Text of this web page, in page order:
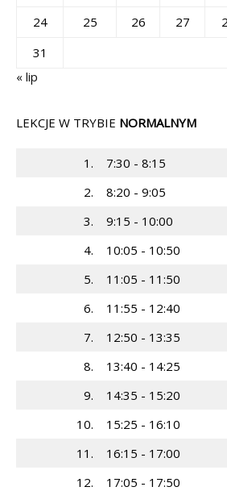
24
25 26 27
31
« lip
LEKCJE W TRYBIE NORMALNYM
1.
7:30 - 8:15
2.
8:20 - 9:05
3.
9:15 - 10:00
4.
10:05 - 10:50
5.
11:05 - 11:50
6.
11:55 - 12:40
7.
12:50 - 13:35
8.
13:40 - 14:25
9.
14:35 - 15:20
10.
15:25 - 16:10
11.
16:15 - 17:00
12.
17:05 - 17:50